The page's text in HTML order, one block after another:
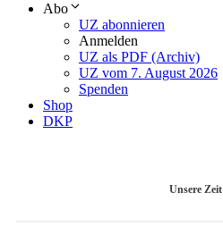
Abo
UZ abonnieren
Anmelden
UZ als PDF (Archiv)
UZ vom 7. August 2026
Spenden
Shop
DKP
Unsere Zeit